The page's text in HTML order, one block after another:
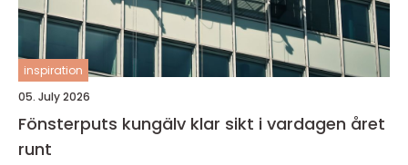
inspiration
05. July 2026
Fönsterputs kungälv klar sikt i vardagen året
runt